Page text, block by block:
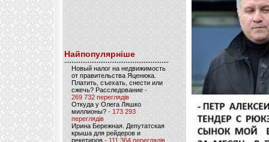
Найпопулярніше
Новый налог на недвижимость
от правительства Яценюка.
Платить, съехать, снести или
сжечь? Расследование-
269 732 переглядів
Откуда у Олега Ляшко
миллионы? - 173 293
переглядів
Ирина Бережная. Депутатская
крыша для рейдеров и
рекетиров - 111 364 переглядів